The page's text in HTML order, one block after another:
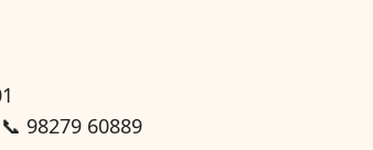
98279 60889